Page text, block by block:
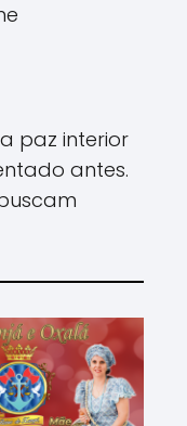
paz interior
antes.